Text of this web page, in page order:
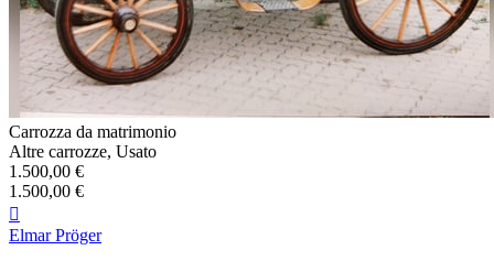
Carrozza da matrimonio
Altre carrozze, Usato
1.500,00 €
1.500,00 €

Elmar Pröger